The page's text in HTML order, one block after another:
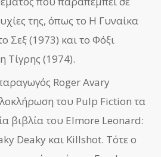
της, όπως το Η Γυναίκα
Σεξ (1973) και το Φόξι
(1974).
Roger Avary
του Pulp Fiction τα
βιβλία του Elmore Leonard:
Deaky και Killshot. Τότε ο